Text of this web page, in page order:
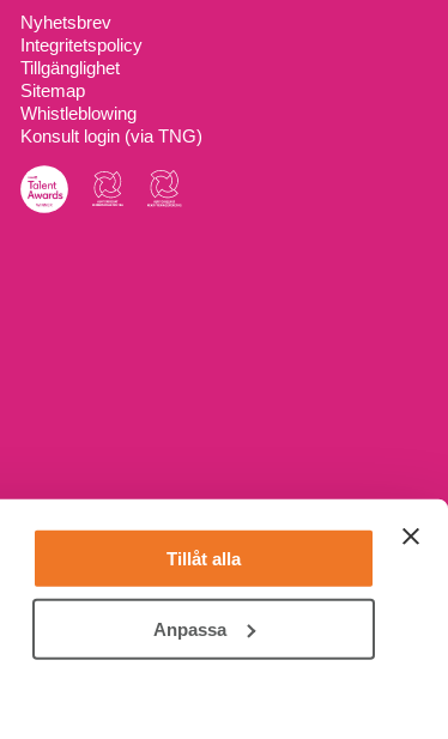
Tillåt alla
Anpassa
Nyhetsbrev
Integritetspolicy
Tillgänglighet
Sitemap
Whistleblowing
Konsult login (via TNG)